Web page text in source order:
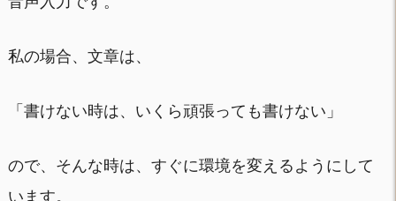
私の場合、文章は、
「書けない時は、いくら頑張っても書けない」
ので、そんな時は、すぐに環境を変えるようにして
います。